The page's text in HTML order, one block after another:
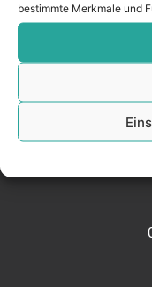
bestimmte Merkmale und